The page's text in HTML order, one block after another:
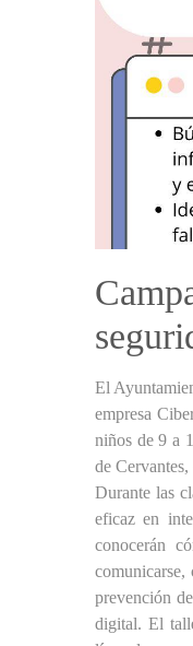
El
empresa
niños de 9 a
de
Durante las
eficaz en
conocerán
prevención
digital. El